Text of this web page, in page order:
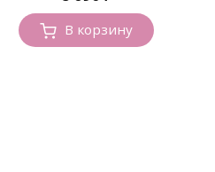
В корзину